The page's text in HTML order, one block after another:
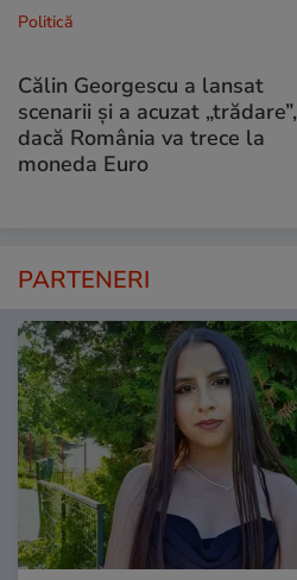
Politică
Călin Georgescu a lansat
scenarii și a acuzat „trădare”,
dacă România va trece la
moneda Euro
PARTENERI